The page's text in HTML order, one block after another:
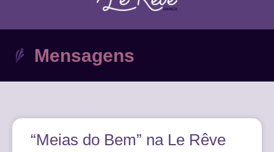
Mensagens
“Meias do Bem” na Le Rêve